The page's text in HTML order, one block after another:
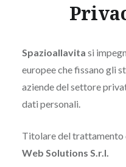
Spazioallavita si
europee che fissano gli
aziende del settore
dati personali.
Titolare del trattamento
Web Solutions S.r.l.